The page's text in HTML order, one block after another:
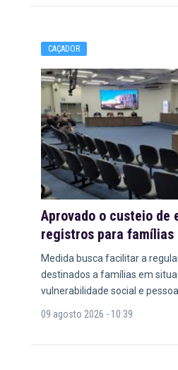
CAÇADOR
Aprovado o custeio de
registros para famílias
Medida busca facilitar a
destinados a famílias em
vulnerabilidade social e
09 agosto 2026 - 10:39